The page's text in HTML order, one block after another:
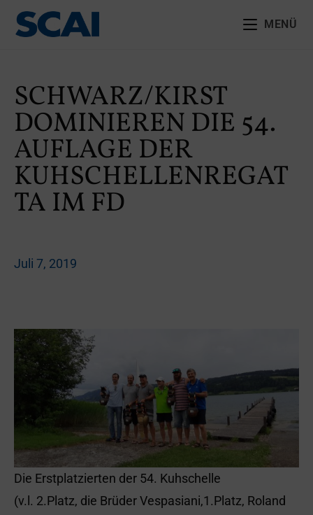
MENÜ
SCHWARZ/KIRST
DOMINIEREN DIE 54.
AUFLAGE DER
KUHSCHELLENREGAT
TA IM FD
Juli 7, 2019
Die Erstplatzierten der 54. Kuhschelle
(v.l. 2.Platz, die Brüder Vespasiani,1.Platz, Roland